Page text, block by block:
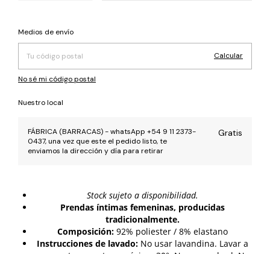
Entregas para el CP:
Medios de envío
Calcular
No sé mi código postal
Nuestro local
FÁBRICA (BARRACAS) - whatsApp +54 9 11 2373-
0437, una vez que este el pedido listo, te
enviamos la dirección y día para retirar
Gratis
Stock sujeto a disponibilidad.
Prendas íntimas femeninas, producidas
tradicionalmente.
Composición: 92% poliester / 8% elastano
Instrucciones de lavado: No usar lavandina. Lavar a